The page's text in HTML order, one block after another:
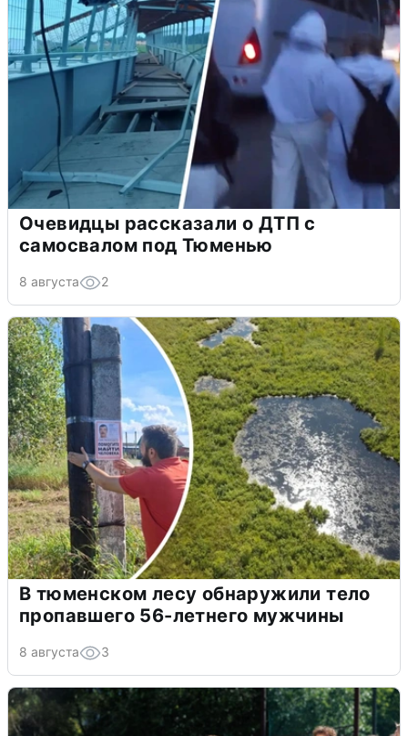
Очевидцы рассказали о ДТП с
самосвалом под Тюменью
8 августа 2
В тюменском лесу обнаружили тело
пропавшего 56-летнего мужчины
8 августа 3